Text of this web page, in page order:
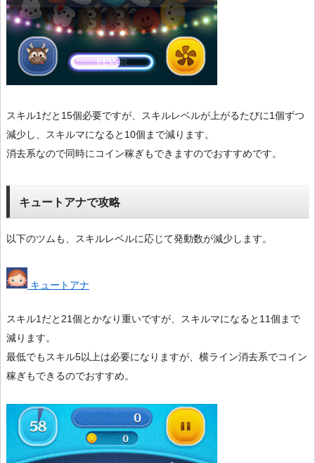
スキル1だと15個必要ですが、スキルレベルが上がるたびに1個ずつ
減少し、スキルマになると10個まで減ります。
消去系なので同時にコイン稼ぎもできますのでおすすめです。
キュートアナで攻略
以下のツムも、スキルレベルに応じて発動数が減少します。
キュートアナ
スキル1だと21個とかなり重いですが、スキルマになると11個まで
減ります。
最低でもスキル5以上は必要になりますが、横ライン消去系でコイン
稼ぎもできるのでおすすめ。